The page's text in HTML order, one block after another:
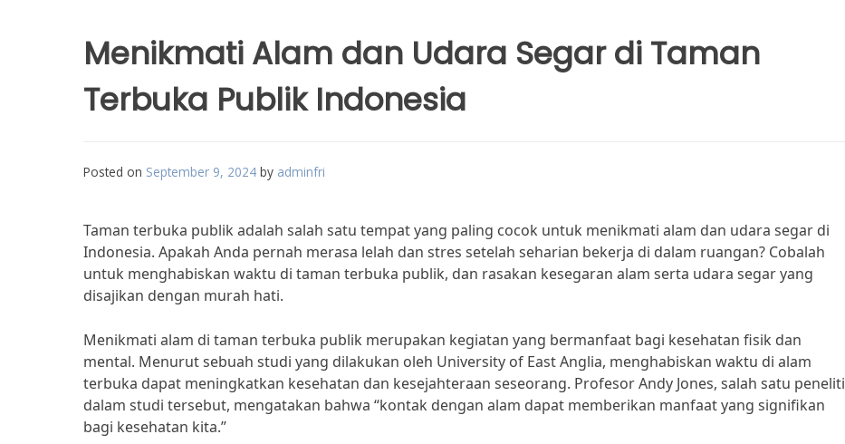
Menikmati Alam dan Udara Segar di Taman
Terbuka Publik Indonesia
Posted on September 9, 2024 by adminfri
Taman terbuka publik adalah salah satu tempat yang paling cocok untuk menikmati alam dan udara segar di
Indonesia. Apakah Anda pernah merasa lelah dan stres setelah seharian bekerja di dalam ruangan? Cobalah
untuk menghabiskan waktu di taman terbuka publik, dan rasakan kesegaran alam serta udara segar yang
disajikan dengan murah hati.
Menikmati alam di taman terbuka publik merupakan kegiatan yang bermanfaat bagi kesehatan fisik dan
mental. Menurut sebuah studi yang dilakukan oleh University of East Anglia, menghabiskan waktu di alam
terbuka dapat meningkatkan kesehatan dan kesejahteraan seseorang. Profesor Andy Jones, salah satu peneliti
dalam studi tersebut, mengatakan bahwa “kontak dengan alam dapat memberikan manfaat yang signifikan
bagi kesehatan kita.”